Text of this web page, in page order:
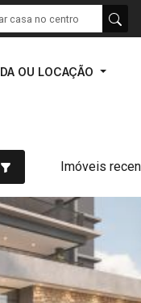
OU LOCAÇÃO